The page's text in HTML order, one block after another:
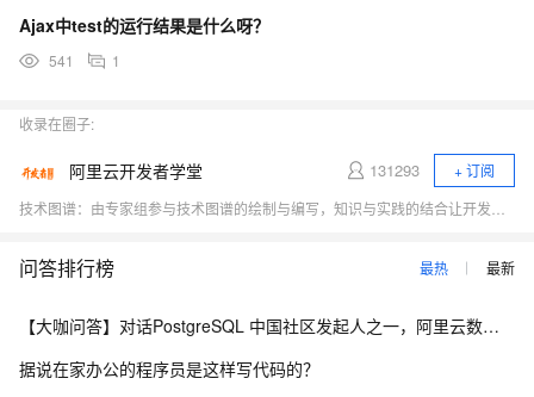
Ajax中test的运行结果是什么呀？
541 1
收录在圈子:
阿里云开发者学堂 131293
+ 订阅
问答排行榜 最热 最新
【大咖问答】对话PostgreSQL 中国社区发起人之一，阿里云数据库高级专家 德哥
据说在家办公的程序员是这样写代码的？